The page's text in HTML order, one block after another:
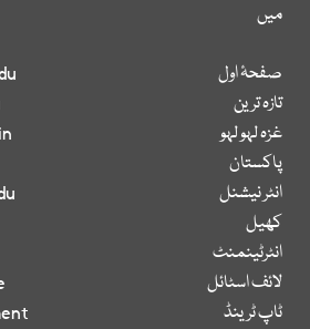
میں
صفحۂ اول
تازہ ترین
غزہ لہو لہو
پاکستان
انٹر نیشنل
کھیل
انٹرٹینمنٹ
لائف اسٹائل
ٹاپ ٹرینڈ